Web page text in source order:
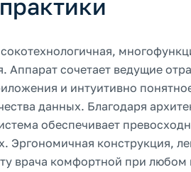
сочетает ведущие
и интуитивно
данных. Благодаря
обеспечивает
Эргономичная конструкция,
врача комфортной при